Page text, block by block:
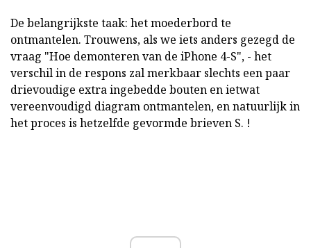
De belangrijkste taak: het moederbord te
ontmantelen. Trouwens, als we iets anders gezegd de
vraag "Hoe demonteren van de iPhone 4-S", - het
verschil in de respons zal merkbaar slechts een paar
drievoudige extra ingebedde bouten en ietwat
vereenvoudigd diagram ontmantelen, en natuurlijk in
het proces is hetzelfde gevormde brieven S. !